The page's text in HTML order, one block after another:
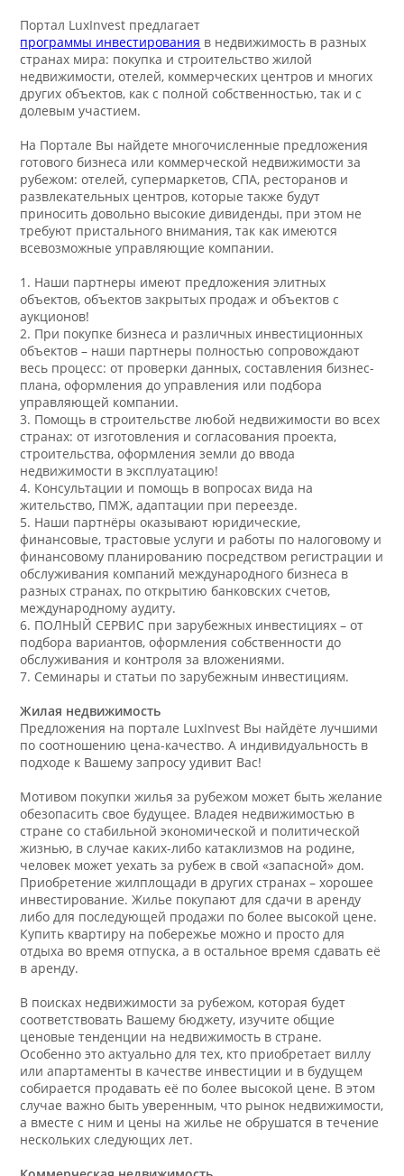
Портал LuxInvest предлагает
программы инвестирования в недвижимость в разных
странах мира: покупка и строительство жилой
недвижимости, отелей, коммерческих центров и многих
других объектов, как с полной собственностью, так и с
долевым участием.
На Портале Вы найдете многочисленные предложения
готового бизнеса или коммерческой недвижимости за
рубежом: отелей, супермаркетов, СПА, ресторанов и
развлекательных центров, которые также будут
приносить довольно высокие дивиденды, при этом не
требуют пристального внимания, так как имеются
всевозможные управляющие компании.
1. Наши партнеры имеют предложения элитных
объектов, объектов закрытых продаж и объектов с
аукционов!
2. При покупке бизнеса и различных инвестиционных
объектов – наши партнеры полностью сопровождают
весь процесс: от проверки данных, составления бизнес-
плана, оформления до управления или подбора
управляющей компании.
3. Помощь в строительстве любой недвижимости во всех
странах: от изготовления и согласования проекта,
строительства, оформления земли до ввода
недвижимости в эксплуатацию!
4. Консультации и помощь в вопросах вида на
жительство, ПМЖ, адаптации при переезде.
5. Наши партнёры оказывают юридические,
финансовые, трастовые услуги и работы по налоговому и
финансовому планированию посредством регистрации и
обслуживания компаний международного бизнеса в
разных странах, по открытию банковских счетов,
международному аудиту.
6. ПОЛНЫЙ СЕРВИС при зарубежных инвестициях – от
подбора вариантов, оформления собственности до
обслуживания и контроля за вложениями.
7. Семинары и статьи по зарубежным инвестициям.
Жилая недвижимость
Предложения на портале LuxInvest Вы найдёте лучшими
по соотношению цена-качество. А индивидуальность в
подходе к Вашему запросу удивит Вас!
Мотивом покупки жилья за рубежом может быть желание
обезопасить свое будущее. Владея недвижимостью в
стране со стабильной экономической и политической
жизнью, в случае каких-либо катаклизмов на родине,
человек может уехать за рубеж в свой «запасной» дом.
Приобретение жилплощади в других странах – хорошее
инвестирование. Жилье покупают для сдачи в аренду
либо для последующей продажи по более высокой цене.
Купить квартиру на побережье можно и просто для
отдыха во время отпуска, а в остальное время сдавать её
в аренду.
В поисках недвижимости за рубежом, которая будет
соответствовать Вашему бюджету, изучите общие
ценовые тенденции на недвижимость в стране.
Особенно это актуально для тех, кто приобретает виллу
или апартаменты в качестве инвестиции и в будущем
собирается продавать её по более высокой цене. В этом
случае важно быть уверенным, что рынок недвижимости,
а вместе с ним и цены на жилье не обрушатся в течение
нескольких следующих лет.